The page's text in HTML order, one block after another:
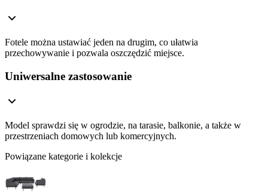
Fotele można ustawiać jeden na drugim, co ułatwia
przechowywanie i pozwala oszczędzić miejsce.
Uniwersalne zastosowanie
Model sprawdzi się w ogrodzie, na tarasie, balkonie, a także w
przestrzeniach domowych lub komercyjnych.
Powiązane kategorie i kolekcje